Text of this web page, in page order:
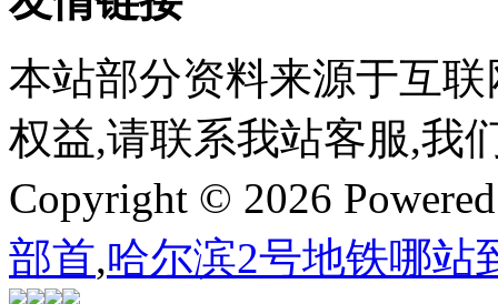
本站部分资料来源于互
权益,请联系我站客服,我
Copyright © 2026
部首,哈尔滨2号地铁哪站